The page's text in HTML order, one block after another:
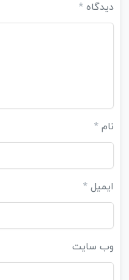
دیدگاه *
نام *
ایمیل *
وب‌ سایت